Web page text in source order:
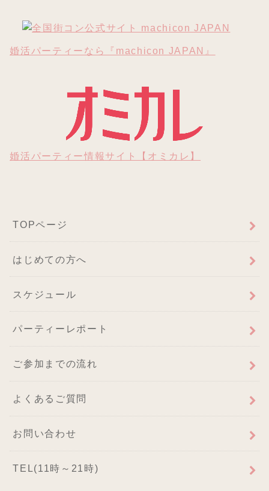
婚活パーティーなら『machicon JAPAN』
婚活パーティー情報サイト【オミカレ】
TOPページ
はじめての方へ
スケジュール
パーティーレポート
ご参加までの流れ
よくあるご質問
お問い合わせ
TEL(11時～21時)